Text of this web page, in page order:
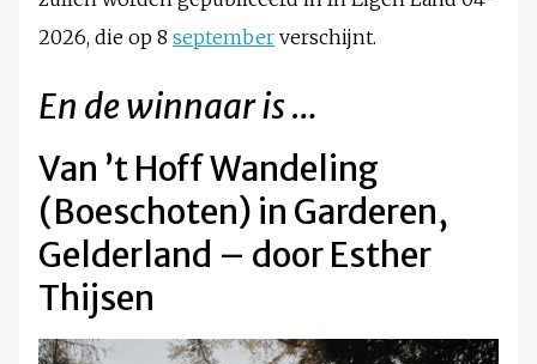
2026, die op 8 september verschijnt.
En de winnaar is …
Van ’t Hoff Wandeling
(Boeschoten) in Garderen,
Gelderland – door Esther
Thijsen